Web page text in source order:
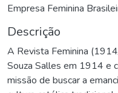
Empresa Feminina
Descrição
A Revista Feminina
Souza Salles em 1914 e
missão de buscar a